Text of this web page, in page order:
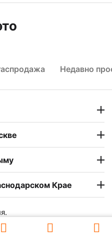
Недавно
Крае